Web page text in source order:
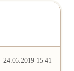
24.06.2019 15:41